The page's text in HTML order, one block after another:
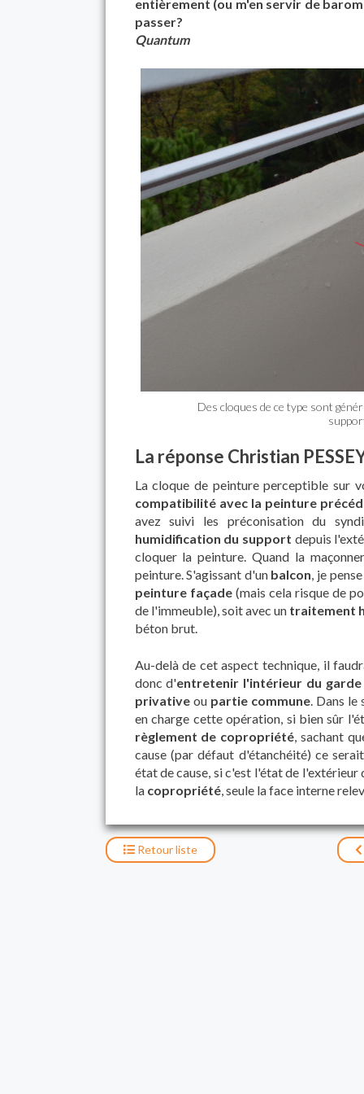
entièrement (ou m'en servir de
passer?
Quantum
Des cloques de ce type sont
La réponse Christian
La cloque de peinture perceptible sur
compatibilité avec la peinture
avez suivi les préconisation du
humidification du support depuis
cloquer la peinture. Quand la
peinture. S'agissant d'un balcon, je
peinture façade(mais cela risque de
de l'immeuble), soit avec un traitement
béton brut.
Au-delà de cet aspect technique, il
donc d'entretenir l'intérieur du
privativeou partie commune. Dans le
en charge cette opération, si bien sûr
règlement de copropriété, sachant
cause (par défaut d'étanchéité) ce
état de cause, si c'est l'état de l'extérieur
la copropriété, seule la face interne
Retourliste